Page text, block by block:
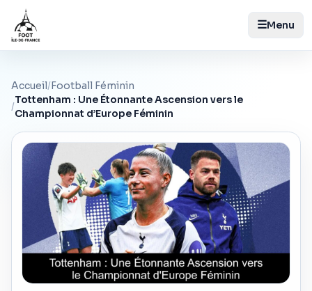
☰Menu
Accueil/Football Féminin
/
Tottenham : Une Étonnante Ascension vers le
Championnat d’Europe Féminin